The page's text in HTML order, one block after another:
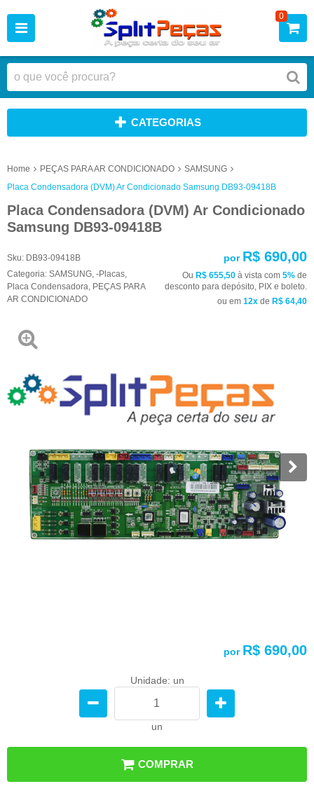
0
CATEGORIAS
Home PEÇAS PARA AR CONDICIONADO
SAMSUNG
Placa Condensadora (DVM) Ar Condicionado Samsung DB93-09418B
Placa Condensadora (DVM) Ar Condicionado
Samsung DB93-09418B
Sku: DB93-09418B
Categoria: SAMSUNG -Placas
Placa Condensadora PEÇAS PARA
AR CONDICIONADO
por R$ 690,00
Ou R$ 655,50 à vista com 5% de
desconto para depósito, PIX e boleto.
ou em 12x de R$ 64,40
por R$ 690,00
Unidade: un
un
COMPRAR